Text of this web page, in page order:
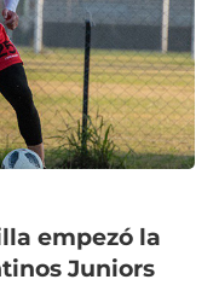
empezó la
Juniors